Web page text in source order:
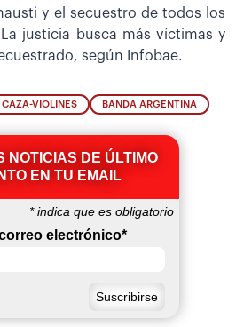
y el secuestro de todos los
justicia busca más víctimas y
según Infobae.
CAZA-VIOLINES BANDA ARGENTINA
NOTICIAS DE ÚLTIMO
EN TU EMAIL
*indica que es obligatorio
electrónico*